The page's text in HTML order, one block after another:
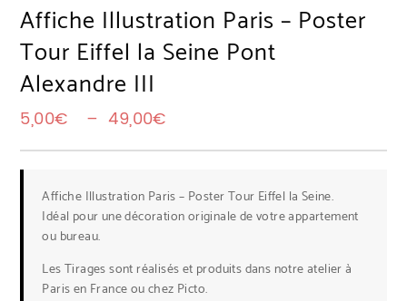
Affiche Illustration Paris – Poster
Tour Eiffel la Seine Pont
Alexandre III
5,00€ – 49,00€
Affiche Illustration Paris – Poster Tour Eiffel la Seine.
Idéal pour une décoration originale de votre appartement
ou bureau.
Les Tirages sont réalisés et produits dans notre atelier à
Paris en France ou chez Picto.